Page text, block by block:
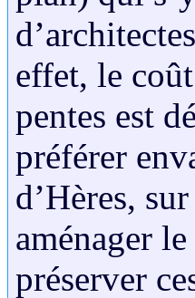
effet, le
pentes est
préférer
d’Hères,
aménager
préserver